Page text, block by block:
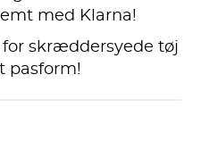
med Klarna!
for skræddersyede tøj
pasform!